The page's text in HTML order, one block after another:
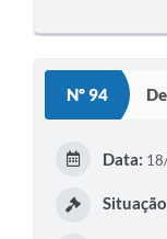
Nº 94
Data: